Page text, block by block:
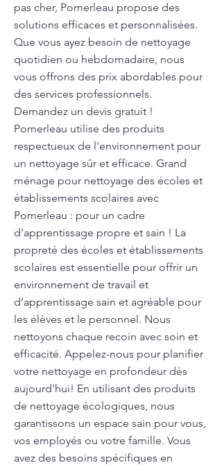
pas cher, Pomerleau propose des
solutions efficaces et personnalisées.
Que vous ayez besoin de nettoyage
quotidien ou hebdomadaire, nous
vous offrons des prix abordables pour
des services professionnels.
Demandez un devis gratuit !
Pomerleau utilise des produits
respectueux de l'environnement pour
un nettoyage sûr et efficace. Grand
ménage pour nettoyage des écoles et
établissements scolaires avec
Pomerleau : pour un cadre
d'apprentissage propre et sain ! La
propreté des écoles et établissements
scolaires est essentielle pour offrir un
environnement de travail et
d’apprentissage sain et agréable pour
les élèves et le personnel. Nous
nettoyons chaque recoin avec soin et
efficacité. Appelez-nous pour planifier
votre nettoyage en profondeur dès
aujourd'hui! En utilisant des produits
de nettoyage écologiques, nous
garantissons un espace sain pour vous,
vos employés ou votre famille. Vous
avez des besoins spécifiques en